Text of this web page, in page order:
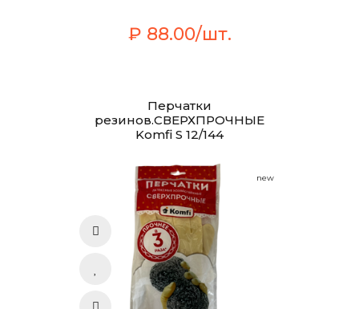
₽ 88.00/шт.
Перчатки
резинов.СВЕРХПРОЧНЫЕ
Komfi S 12/144
new